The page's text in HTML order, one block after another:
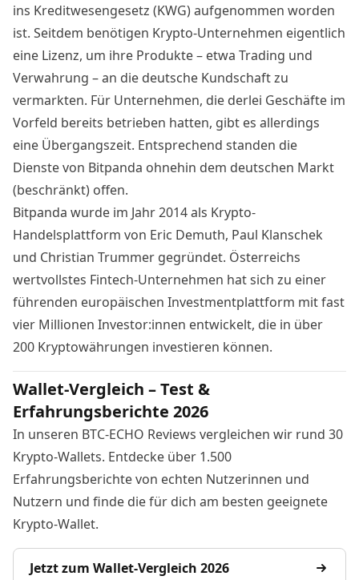
ins Kreditwesengesetz (KWG) aufgenommen worden
ist. Seitdem benötigen Krypto-Unternehmen eigentlich
eine Lizenz, um ihre Produkte – etwa Trading und
Verwahrung – an die deutsche Kundschaft zu
vermarkten. Für Unternehmen, die derlei Geschäfte im
Vorfeld bereits betrieben hatten, gibt es allerdings
eine Übergangszeit. Entsprechend standen die
Dienste von Bitpanda ohnehin dem deutschen Markt
(beschränkt) offen.
Bitpanda wurde im Jahr 2014 als Krypto-
Handelsplattform von Eric Demuth, Paul Klanschek
und Christian Trummer gegründet. Österreichs
wertvollstes Fintech-Unternehmen hat sich zu einer
führenden europäischen Investmentplattform mit fast
vier Millionen Investor:innen entwickelt, die in über
200 Kryptowährungen investieren können.
Wallet-Vergleich – Test &
Erfahrungsberichte 2026
In unseren BTC-ECHO Reviews vergleichen wir rund 30
Krypto-Wallets. Entdecke über 1.500
Erfahrungsberichte von echten Nutzerinnen und
Nutzern und finde die für dich am besten geeignete
Krypto-Wallet.
Jetzt zum Wallet-Vergleich 2026